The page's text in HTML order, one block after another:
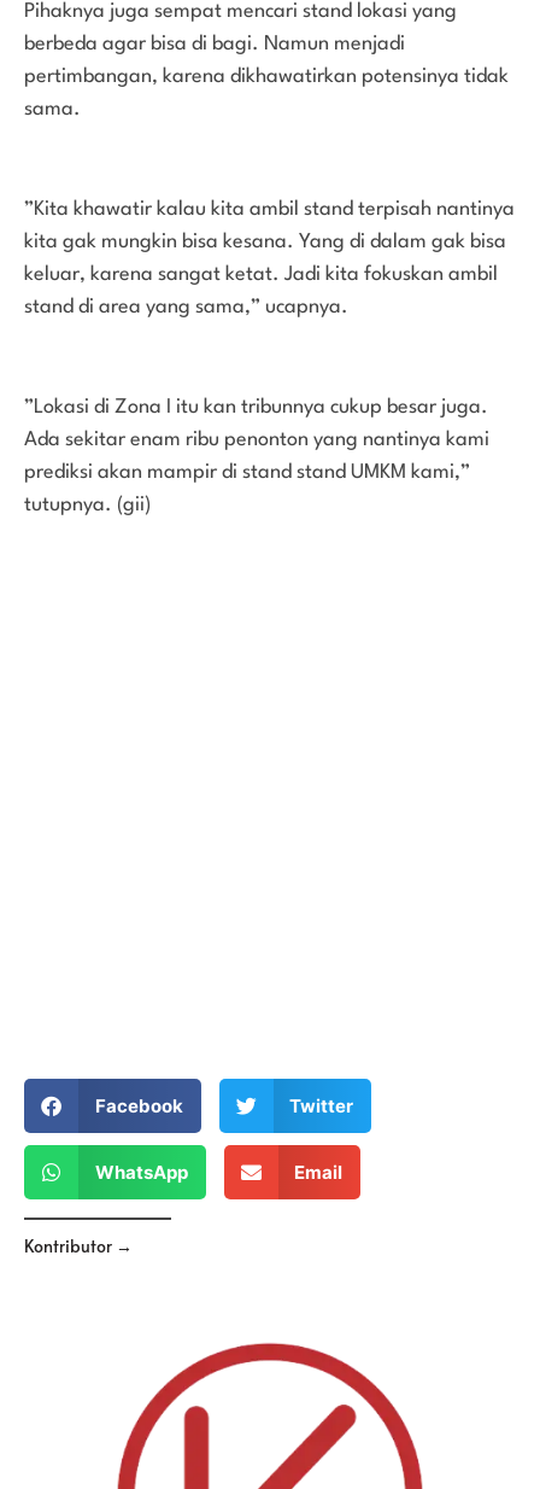
Pihaknya juga sempat mencari stand lokasi yang
berbeda agar bisa di bagi. Namun menjadi
pertimbangan, karena dikhawatirkan potensinya tidak
sama.
”Kita khawatir kalau kita ambil stand terpisah nantinya
kita gak mungkin bisa kesana. Yang di dalam gak bisa
keluar, karena sangat ketat. Jadi kita fokuskan ambil
stand di area yang sama,” ucapnya.
”Lokasi di Zona I itu kan tribunnya cukup besar juga.
Ada sekitar enam ribu penonton yang nantinya kami
prediksi akan mampir di stand stand UMKM kami,”
tutupnya. (gii)
Facebook Twitter
WhatsApp Email
Kontributor →